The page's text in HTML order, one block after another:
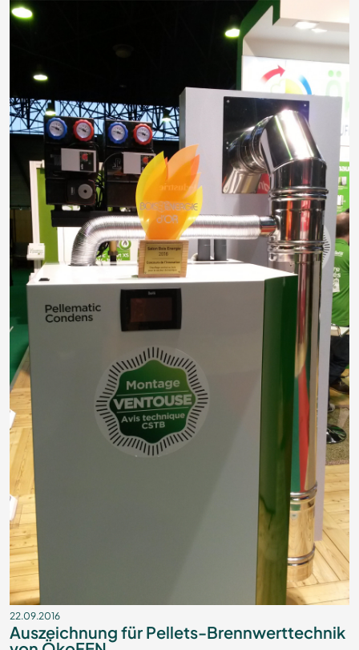
22.09.2016
Auszeichnung für Pellets-Brennwerttechnik